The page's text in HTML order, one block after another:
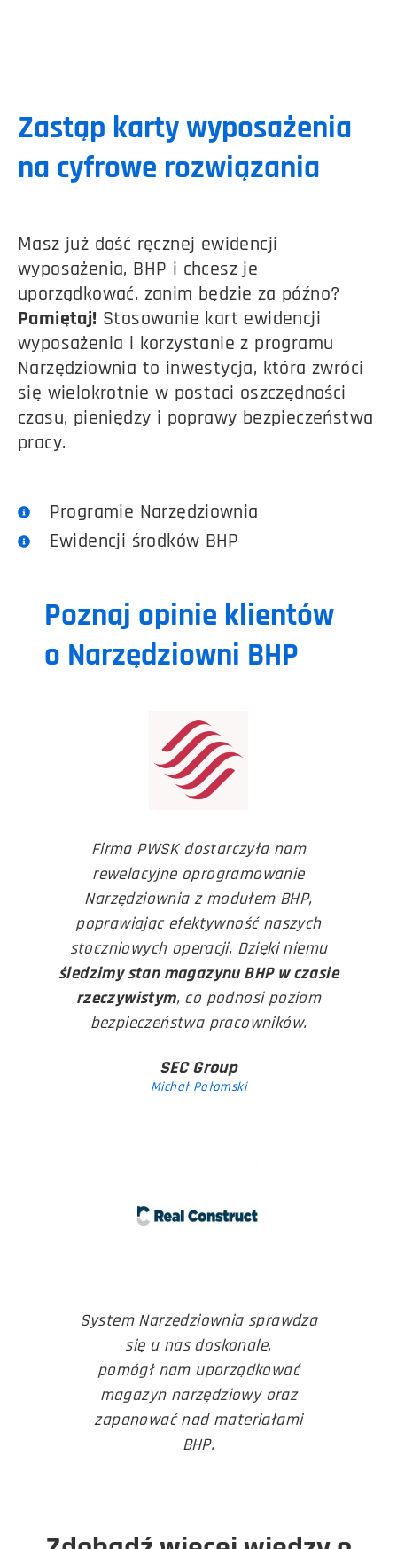
Zastąp karty wyposażenia
na cyfrowe rozwiązania
Masz już dość ręcznej ewidencji
wyposażenia, BHP i chcesz je
uporządkować, zanim będzie za późno?
Pamiętaj! Stosowanie kart ewidencji
wyposażenia i korzystanie z programu
Narzędziownia to inwestycja, która zwróci
się wielokrotnie w postaci oszczędności
czasu, pieniędzy i poprawy bezpieczeństwa
pracy.
Programie Narzędziownia
Ewidencji środków BHP
Poznaj opinie klientów
o Narzędziowni BHP
Firma PWSK dostarczyła nam
rewelacyjne oprogramowanie
Narzędziownia z modułem BHP,
poprawiając efektywność naszych
stoczniowych operacji. Dzięki niemu
śledzimy stan magazynu BHP w czasie
rzeczywistym, co podnosi poziom
bezpieczeństwa pracowników.
SEC Group
Michał Połomski
System Narzędziownia sprawdza
się u nas doskonale,
pomógł nam uporządkować
magazyn narzędziowy oraz
zapanować nad materiałami
BHP.